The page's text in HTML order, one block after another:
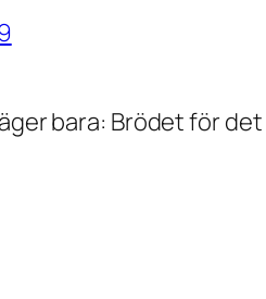
bara: Brödet för